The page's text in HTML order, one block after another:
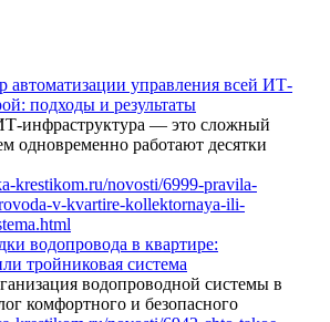
автоматизации управления всей ИТ-
подходы и результаты
инфраструктура — это сложный
одновременно работают десятки
водопровода в квартире:
тройниковая система
водопроводной системы в
комфортного и безопасного